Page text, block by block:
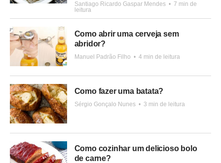
Santiago Ricardo Gaspar Mendes • 7 min de
leitura
Como abrir uma cerveja sem
abridor?
Manuel Padrão Filho • 4 min de leitura
Como fazer uma batata?
Sérgio Gonçalo Nunes • 3 min de leitura
Como cozinhar um delicioso bolo
de carne?